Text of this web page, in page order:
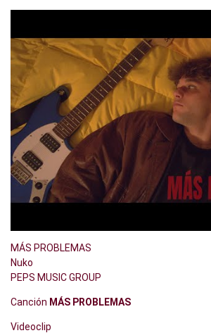
MÁS PROBLEMAS
Nuko
PEPS MUSIC GROUP
Canción MÁS PROBLEMAS
Videoclip